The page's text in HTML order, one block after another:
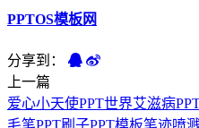
PPTOS模板网
分享到：
上一篇
爱心小天使PPT世界艾滋病
毛笔PPT刷子PPT模板笔迹喷